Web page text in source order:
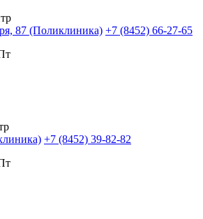
87 (Поликлиника) +7 (8452) 66-27-65
+7 (8452) 39-82-82